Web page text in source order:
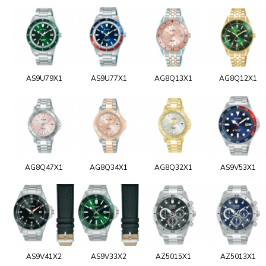
AS9U79X1 AS9U77X1 AG8Q13X1 AG8Q12X1
AG8Q47X1 AG8Q34X1 AG8Q32X1 AS9V53X1
AS9V41X2 AS9V33X2 AZ5015X1 AZ5013X1